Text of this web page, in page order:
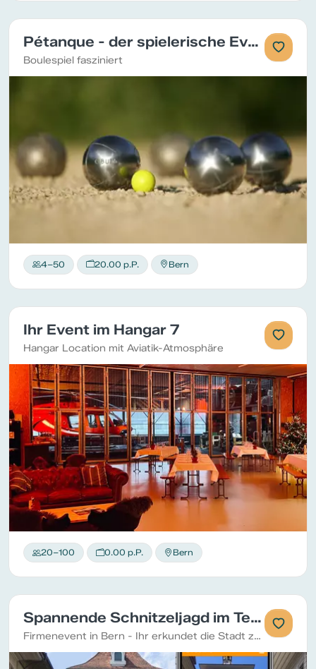
Pétanque - der spielerische Event
Boulespiel fasziniert
4–50 20.00 p.P. Bern
Ihr Event im Hangar 7
Hangar Location mit Aviatik-Atmosphäre
20–100 0.00 p.P. Bern
Spannende Schnitzeljagd im Team in Bern
Firmenevent in Bern - Ihr erkundet die Stadt zu Fuss und stärkt gleichzeitig eure Teamkompetenzen. Löst verschiedene Arten von Aufgaben und sammelt Punkte für euer Team.